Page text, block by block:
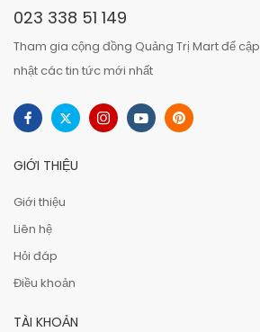
023 338 51 149
Tham gia cộng đồng Quảng Trị Mart để cập
nhật các tin tức mới nhất
GIỚI THIỆU
Giới thiệu
Liên hệ
Hỏi đáp
Điều khoản
TÀI KHOẢN